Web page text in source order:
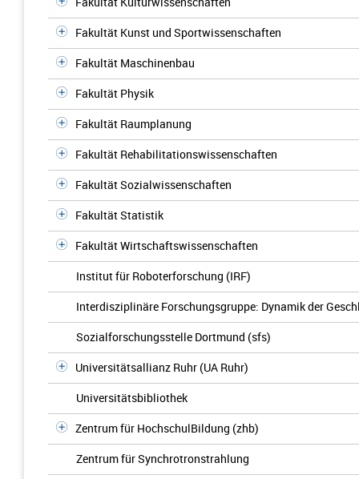
Fakultät Kunst und Sportwissenschaften
Fakultät Maschinenbau
Fakultät Physik
Fakultät Raumplanung
Fakultät Rehabilitationswissenschaften
Fakultät Sozialwissenschaften
Fakultät Statistik
Fakultät Wirtschaftswissenschaften
Institut für Roboterforschung (IRF)
Interdisziplinäre Forschungsgruppe: Dynamik der
Sozialforschungsstelle Dortmund (sfs)
Universitätsallianz Ruhr (UA Ruhr)
Universitätsbibliothek
Zentrum für HochschulBildung (zhb)
Zentrum für Synchrotronstrahlung